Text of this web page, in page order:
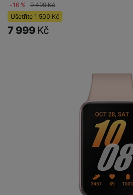
-16 % 9 499Kč
Ušetříte 1 500 Kč
7 999 Kč